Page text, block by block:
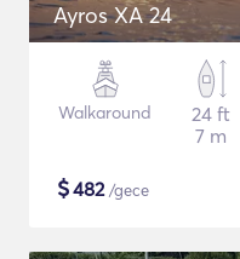
Ayros XA 24
Walkaround
24 ft
7 m
$482/gece